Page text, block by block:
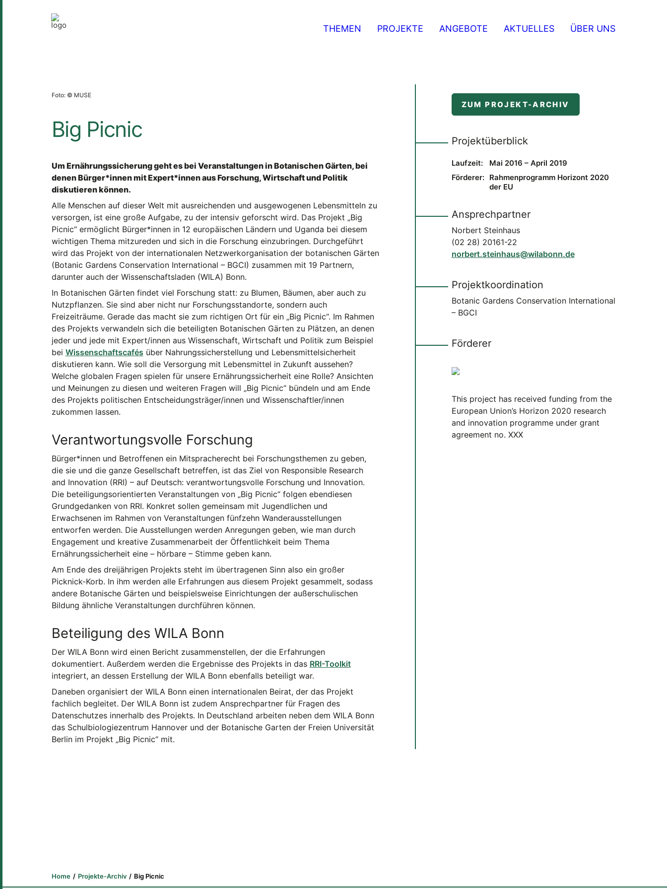
THEMEN PROJEKTE ANGEBOTE AKTUELLES ÜBER UNS
Foto: © MUSE
Big Picnic
Um Ernährungssicherung geht es bei Veranstaltungen in Botanischen Gärten, bei
denen Bürger*innen mit Expert*innen aus Forschung, Wirtschaft und Politik
diskutieren können.
Alle Menschen auf dieser Welt mit ausreichenden und ausgewogenen Lebensmitteln zu
versorgen, ist eine große Aufgabe, zu der intensiv geforscht wird. Das Projekt „Big
Picnic“ ermöglicht Bürger*innen in 12 europäischen Ländern und Uganda bei diesem
wichtigen Thema mitzureden und sich in die Forschung einzubringen. Durchgeführt
wird das Projekt von der internationalen Netzwerkorganisation der botanischen Gärten
(Botanic Gardens Conservation International – BGCI) zusammen mit 19 Partnern,
darunter auch der Wissenschaftsladen (WILA) Bonn.
In Botanischen Gärten findet viel Forschung statt: zu Blumen, Bäumen, aber auch zu
Nutzpflanzen. Sie sind aber nicht nur Forschungsstandorte, sondern auch
Freizeiträume. Gerade das macht sie zum richtigen Ort für ein „Big Picnic“. Im Rahmen
des Projekts verwandeln sich die beteiligten Botanischen Gärten zu Plätzen, an denen
jeder und jede mit Expert/innen aus Wissenschaft, Wirtschaft und Politik zum Beispiel
bei Wissenschaftscafés über Nahrungssicherstellung und Lebensmittelsicherheit
diskutieren kann. Wie soll die Versorgung mit Lebensmittel in Zukunft aussehen?
Welche globalen Fragen spielen für unsere Ernährungssicherheit eine Rolle? Ansichten
und Meinungen zu diesen und weiteren Fragen will „Big Picnic“ bündeln und am Ende
des Projekts politischen Entscheidungsträger/innen und Wissenschaftler/innen
zukommen lassen.
Verantwortungsvolle Forschung
Bürger*innen und Betroffenen ein Mitspracherecht bei Forschungsthemen zu geben,
die sie und die ganze Gesellschaft betreffen, ist das Ziel von Responsible Research
and Innovation (RRI) – auf Deutsch: verantwortungsvolle Forschung und Innovation.
Die beteiligungsorientierten Veranstaltungen von „Big Picnic“ folgen ebendiesen
Grundgedanken von RRI. Konkret sollen gemeinsam mit Jugendlichen und
Erwachsenen im Rahmen von Veranstaltungen fünfzehn Wanderausstellungen
entworfen werden. Die Ausstellungen werden Anregungen geben, wie man durch
Engagement und kreative Zusammenarbeit der Öffentlichkeit beim Thema
Ernährungssicherheit eine – hörbare – Stimme geben kann.
Am Ende des dreijährigen Projekts steht im übertragenen Sinn also ein großer
Picknick-Korb. In ihm werden alle Erfahrungen aus diesem Projekt gesammelt, sodass
andere Botanische Gärten und beispielsweise Einrichtungen der außerschulischen
Bildung ähnliche Veranstaltungen durchführen können.
Beteiligung des WILA Bonn
Der WILA Bonn wird einen Bericht zusammenstellen, der die Erfahrungen
dokumentiert. Außerdem werden die Ergebnisse des Projekts in das RRI-Toolkit
integriert, an dessen Erstellung der WILA Bonn ebenfalls beteiligt war.
Daneben organisiert der WILA Bonn einen internationalen Beirat, der das Projekt
fachlich begleitet. Der WILA Bonn ist zudem Ansprechpartner für Fragen des
Datenschutzes innerhalb des Projekts. In Deutschland arbeiten neben dem WILA Bonn
das Schulbiologiezentrum Hannover und der Botanische Garten der Freien Universität
Berlin im Projekt „Big Picnic“ mit.
ZUM PROJEKT-ARCHIV
Projektüberblick
Laufzeit:
Mai 2016 – April 2019
Förderer:
Rahmenprogramm Horizont 2020
der EU
Ansprechpartner
Norbert Steinhaus
(02 28) 20161-22
norbert.steinhaus@wilabonn.de
Projektkoordination
Botanic Gardens Conservation International
– BGCI
Förderer
This project has received funding from the
European Union’s Horizon 2020 research
and innovation programme under grant
agreement no. XXX
Home Projekte-Archiv Big Picnic